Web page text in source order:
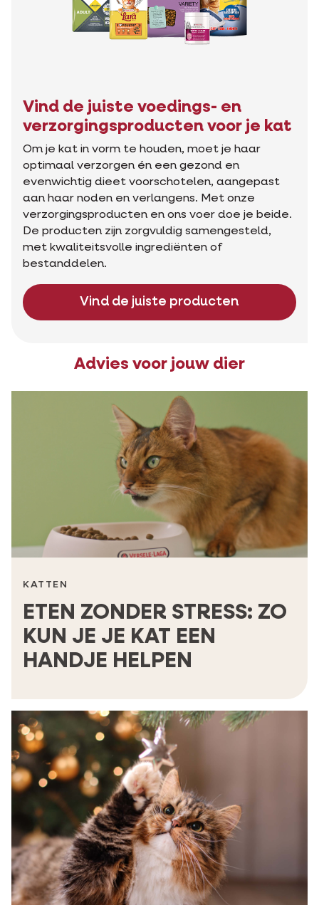
Vind de juiste voedings- en
verzorgingsproducten voor je kat
Om je kat in vorm te houden, moet je haar
optimaal verzorgen én een gezond en
evenwichtig dieet voorschotelen, aangepast
aan haar noden en verlangens. Met onze
verzorgingsproducten en ons voer doe je beide.
De producten zijn zorgvuldig samengesteld,
met kwaliteitsvolle ingrediënten of
bestanddelen.
Vind de juiste producten
Advies voor jouw dier
KATTEN
ETEN ZONDER STRESS: ZO
KUN JE JE KAT EEN
HANDJE HELPEN